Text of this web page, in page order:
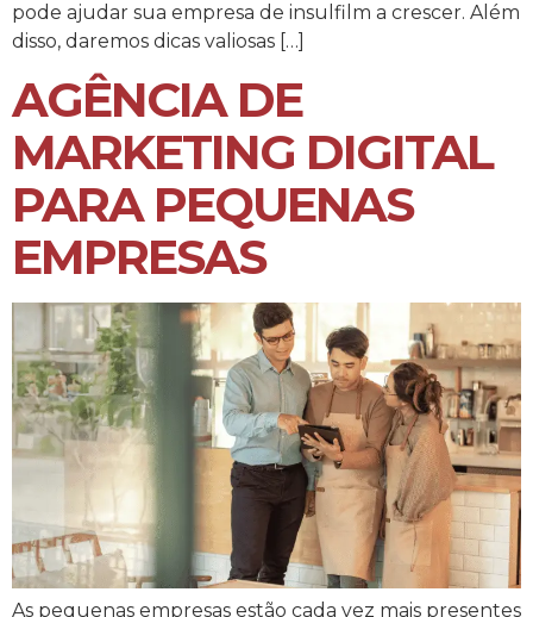
pode ajudar sua empresa de insulfilm a crescer. Além
disso, daremos dicas valiosas […]
AGÊNCIA DE
MARKETING DIGITAL
PARA PEQUENAS
EMPRESAS
As pequenas empresas estão cada vez mais presentes